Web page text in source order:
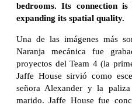
bedrooms. Its connection
expanding its spatial quality.
Una de las imágenes más
Naranja mecánica fue
proyectos del Team 4 (la
Jaffe House sirvió como
señora Alexander y la
marido. Jaffe House fue